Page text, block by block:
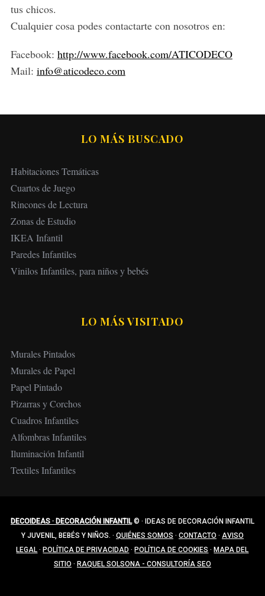
tus chicos.
Cualquier cosa podes contactarte con nosotros en:
Facebook: http://www.facebook.com/ATICODECO
Mail: info@aticodeco.com
LO MÁS BUSCADO
Habitaciones Temáticas
Cuartos de Juego
Rincones de Lectura
Zonas de Estudio
IKEA Infantil
Paredes Infantiles
Vinilos Infantiles, para niños y bebés
LO MÁS VISITADO
Murales Pintados
Murales de Papel
Papel Pintado
Pizarras y Corchos
Cuadros Infantiles
Alfombras Infantiles
Iluminación Infantil
Textiles Infantiles
DECOIDEAS · DECORACIÓN INFANTIL© · IDEAS DE DECORACIÓN INFANTIL
Y JUVENIL, BEBÉS Y NIÑOS. · QUIÉNES SOMOS · CONTACTO · AVISO
LEGAL · POLÍTICA DE PRIVACIDAD · POLÍTICA DE COOKIES · MAPA DEL
SITIO · RAQUEL SOLSONA - CONSULTORÍA SEO